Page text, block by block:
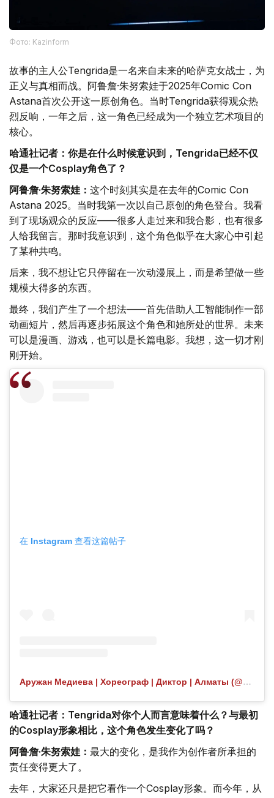
Фото: Kazinform
故事的主人公Tengrida是一名来自未来的哈萨克女战士，为
正义与真相而战。阿鲁詹·朱努索娃于2025年Comic Con
Astana首次公开这一原创角色。当时Tengrida获得观众热
烈反响，一年之后，这一角色已经成为一个独立艺术项目的
核心。
哈通社记者：你是在什么时候意识到，Tengrida已经不仅
仅是一个Cosplay角色了？
阿鲁詹·朱努索娃： 这个时刻其实是在去年的Comic Con
Astana 2025。当时我第一次以自己原创的角色登台。我看
到了现场观众的反应——很多人走过来和我合影，也有很多
人给我留言。那时我意识到，这个角色似乎在大家心中引起
了某种共鸣。
后来，我不想让它只停留在一次动漫展上，而是希望做一些
规模大得多的东西。
最终，我们产生了一个想法——首先借助人工智能制作一部
动画短片，然后再逐步拓展这个角色和她所处的世界。未来
可以是漫画、游戏，也可以是长篇电影。我想，这一切才刚
刚开始。
在 Instagram 查看这篇帖子
Аружан Медиева | Хореограф | Диктор | Алматы (@aruvibezz) 分享的帖子
哈通社记者：Tengrida对你个人而言意味着什么？与最初
的Cosplay形象相比，这个角色发生变化了吗？
阿鲁詹·朱努索娃： 最大的变化，是我作为创作者所承担的
责任变得更大了。
去年，大家还只是把它看作一个Cosplay形象。而今年，从